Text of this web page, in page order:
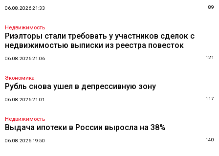
06.08.2026 21:33 89
Недвижимость
Риэлторы стали требовать у участников сделок с
недвижимостью выписки из реестра повесток
06.08.2026 21:06 121
Экономика
Рубль снова ушел в депрессивную зону
06.08.2026 21:01 117
Недвижимость
Выдача ипотеки в России выросла на 38%
06.08.2026 19:50 140